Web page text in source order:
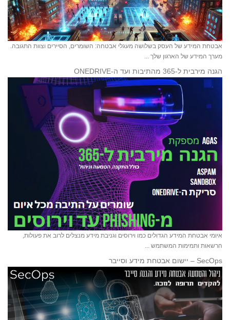
אבטחת המידע של העסק בשלושה מעגלי אבטחה: השומרים, הסיירים וצוות התגובה.
מערך המידע של הארגון שלך ...
הגנה מירבית ל-365 מהתיבות ועד ה-ONEDRIVE
איומי אבטחת המידע הגדולים כמו וירוסים וגניבת מידע מנצלים לרוב את פעולות,
הרשאות ותמימות המשתמש ...
SecOps – יישום אבטחת מידע וסייבר